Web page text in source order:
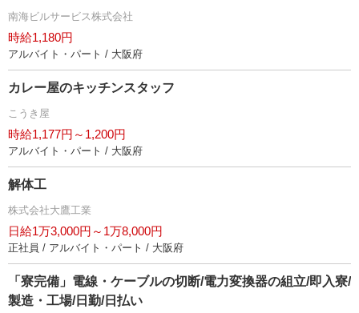
南海ビルサービス株式会社
時給1,180円
アルバイト・パート / 大阪府
カレー屋のキッチンスタッフ
こうき屋
時給1,177円～1,200円
アルバイト・パート / 大阪府
解体工
株式会社大鷹工業
日給1万3,000円～1万8,000円
正社員 / アルバイト・パート / 大阪府
「寮完備」電線・ケーブルの切断/電力変換器の組立/即入寮/
製造・工場/日勤/日払い